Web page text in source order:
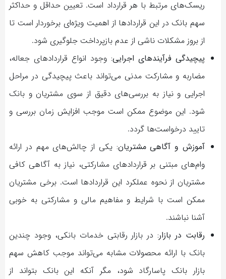
ریسک‌های مرتبط با هر قرارداد است. تعیین حداقل و حداکثر
سهم بانک در این قراردادها از اهمیت ویژه‌ای برخوردار است تا
از بروز مشکلات ناشی از عدم بازپرداخت جلوگیری شود.
پیچیدگی فرآیندهای اجرایی: وجود انواع قراردادهای جعاله،
مضاربه و مشارکت مدنی می‌تواند باعث پیچیدگی در مراحل
اجرایی و نیاز به بررسی‌های دقیق از سوی مشتریان و بانک
شود. این موضوع ممکن است موجب افزایش زمان بررسی و
تایید درخواست‌ها گردد.
آموزش و آگاهی مشتریان: یکی از چالش‌های مهم در ارائه
وام‌های مبتنی بر قراردادهای مشارکتی، نیاز به آگاهی کافی
مشتریان از نحوه عملکرد این قراردادها است. برخی مشتریان
ممکن است با شرایط و مفاهیم مالی و مشارکتی به خوبی
آشنا نباشند.
رقابت در بازار:در بازار رقابتی خدمات بانکی، وجود چندین
بانک با ارائه محصولات مشابه می‌تواند موجب کاهش سهم
بازار بانک پاسارگاد شود، مگر آنکه این بانک بتواند از